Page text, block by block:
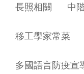
長照相關 中
移工學家常菜
多國語言防疫宣